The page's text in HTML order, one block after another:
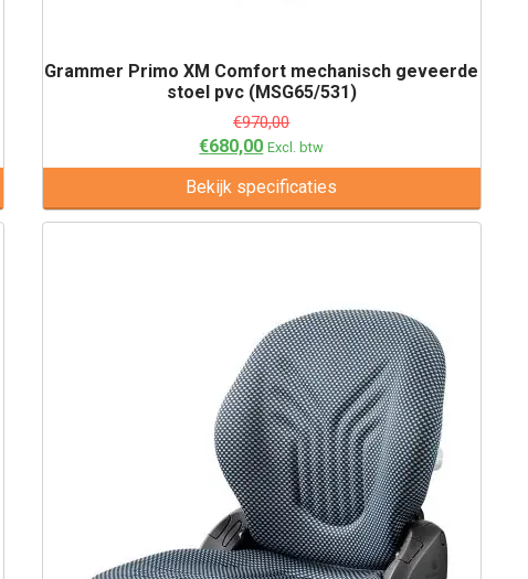
Grammer Primo XM Comfort mechanisch geveerde
stoel pvc (MSG65/531)
€970,00
€680,00 Excl. btw
Bekijk specificaties